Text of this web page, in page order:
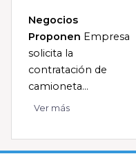
Negocios
Proponen Empresa
solicita la
contratación de
camioneta...
Ver más